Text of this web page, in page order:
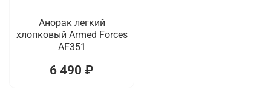
Анорак легкий
хлопковый Armed Forces
AF351
6 490 ₽